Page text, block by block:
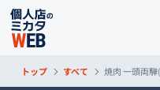
トップ すべて 焼肉 一頭両